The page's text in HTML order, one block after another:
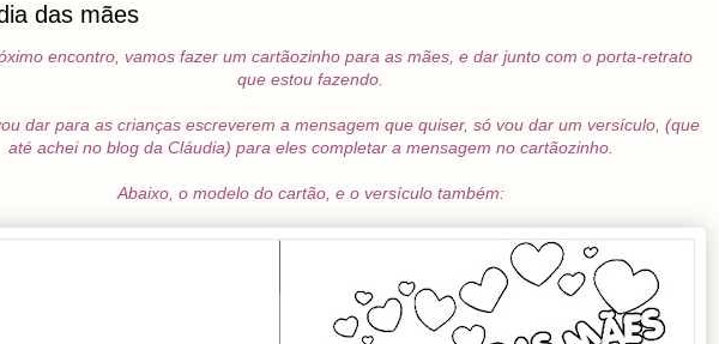
das mães
encontro, vamos fazer um cartãozinho para as mães, e dar junto com o porta-retrato
que estou fazendo.
dar para as crianças escreverem a mensagem que quiser, só vou dar um versículo, (que
até achei no blog da Cláudia) para eles completar a mensagem no cartãozinho.
Abaixo, o modelo do cartão, e o versículo também: